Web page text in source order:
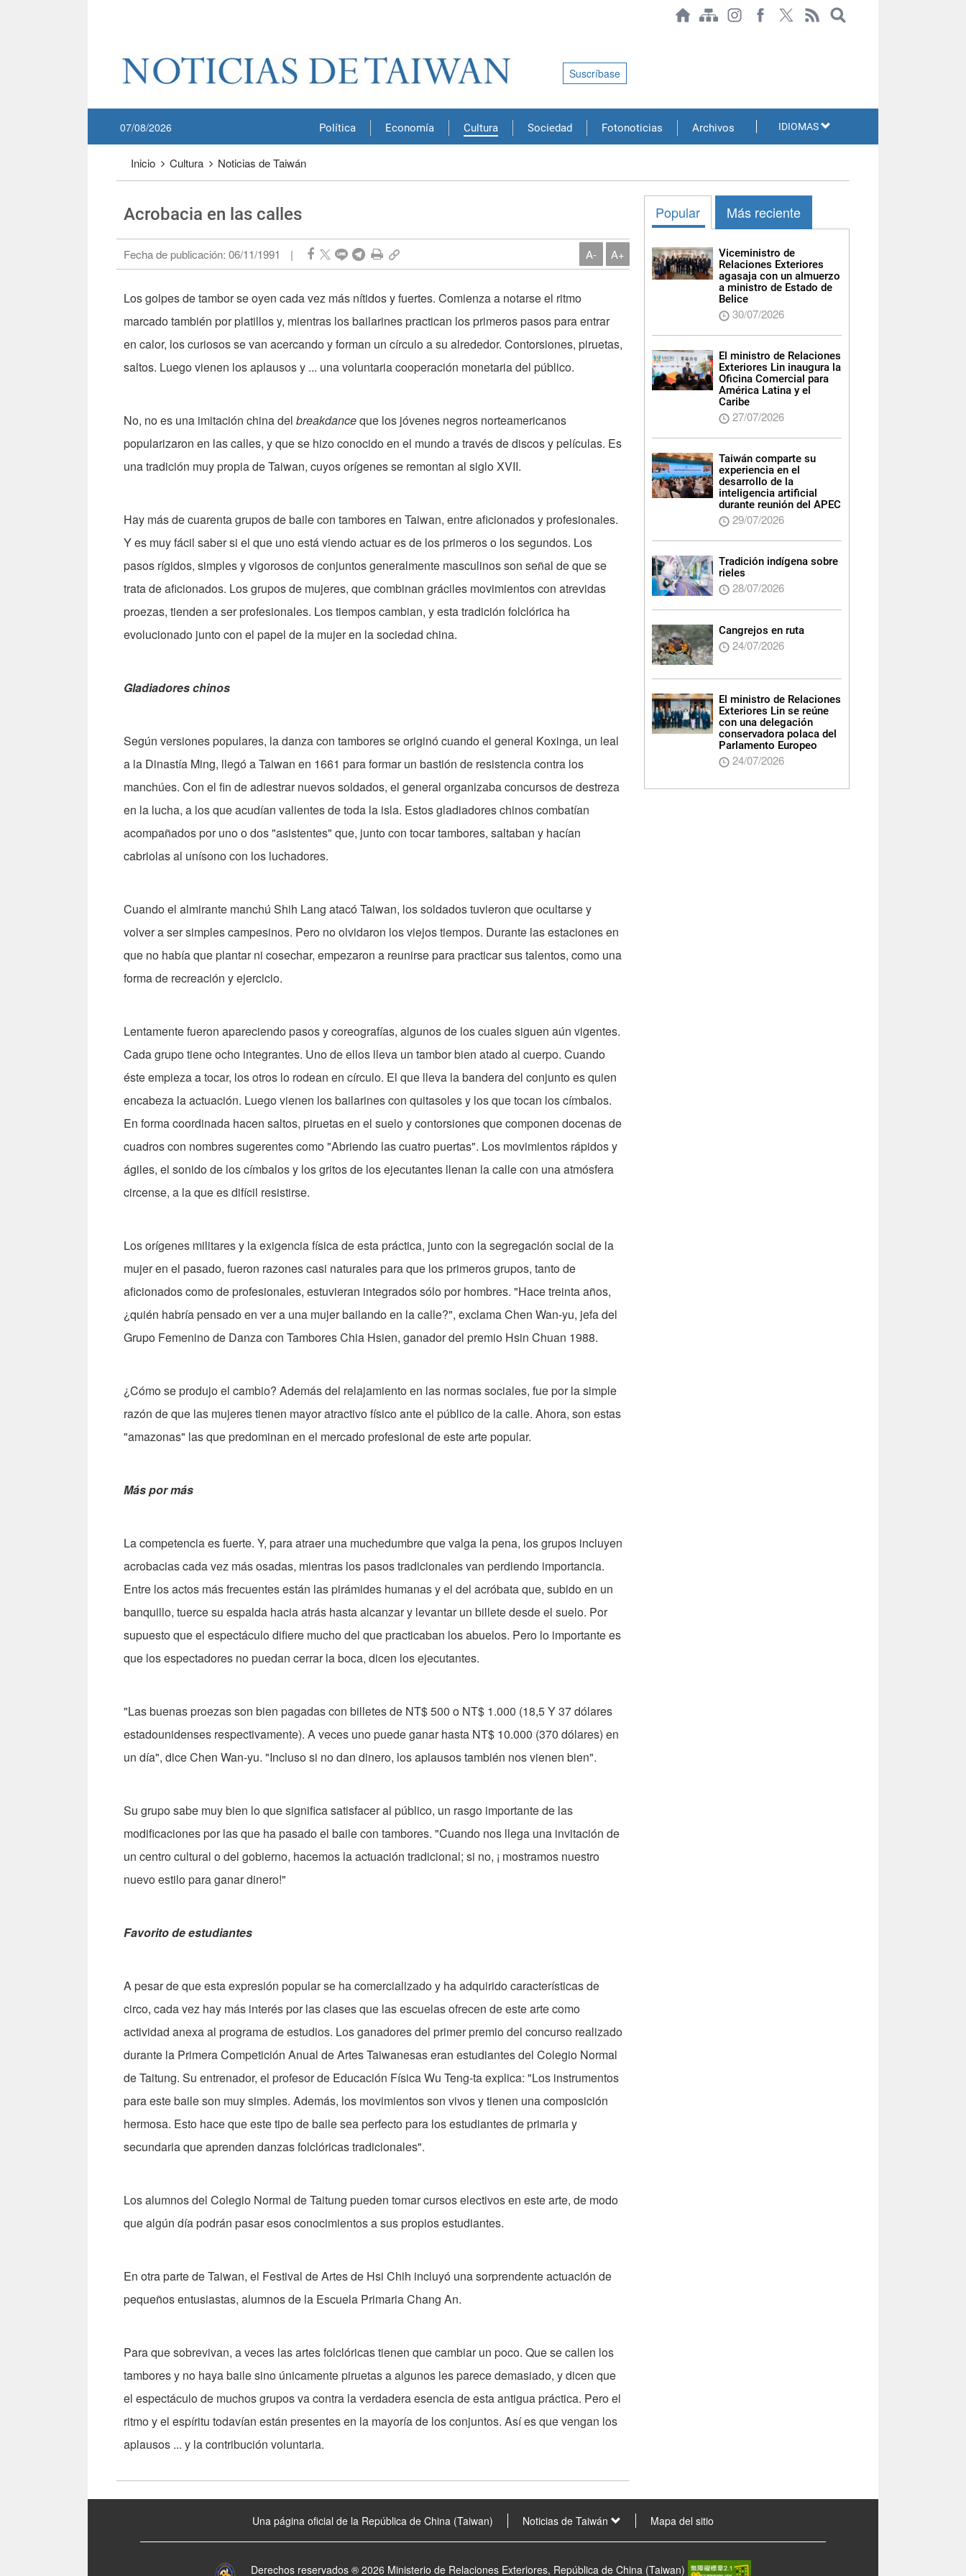
Política Economía Cultura Sociedad Fotonoticias Archivos
07/08/2026
Suscríbase
IDIOMAS
Inicio Cultura Noticias de Taiwán
Acrobacia en las calles
Fecha de publicación: 06/11/1991 | A- A+
Los golpes de tambor se oyen cada vez más nítidos y fuertes. Comienza a notarse el ritmo
marcado también por platillos y, mientras los bailarines practican los primeros pasos para entrar
en calor, los curiosos se van acercando y forman un círculo a su alrededor. Contorsiones, piruetas,
saltos. Luego vienen los aplausos y ... una voluntaria cooperación monetaria del público.
No, no es una imitación china del breakdanceque los jóvenes negros norteamericanos
popularizaron en las calles, y que se hizo conocido en el mundo a través de discos y películas. Es
una tradición muy propia de Taiwan, cuyos orígenes se remontan al siglo XVII.
Hay más de cuarenta grupos de baile con tambores en Taiwan, entre aficionados y profesionales.
Y es muy fácil saber si el que uno está viendo actuar es de los primeros o los segundos. Los
pasos rígidos, simples y vigorosos de conjuntos generalmente masculinos son señal de que se
trata de aficionados. Los grupos de mujeres, que combinan gráciles movimientos con atrevidas
proezas, tienden a ser profesionales. Los tiempos cambian, y esta tradición folclórica ha
evolucionado junto con el papel de la mujer en la sociedad china.
Gladiadores chinos
Según versiones populares, la danza con tambores se originó cuando el general Koxinga, un leal
a la Dinastía Ming, llegó a Taiwan en 1661 para formar un bastión de resistencia contra los
manchúes. Con el fin de adiestrar nuevos soldados, el general organizaba concursos de destreza
en la lucha, a los que acudían valientes de toda la isla. Estos gladiadores chinos combatían
acompañados por uno o dos "asistentes" que, junto con tocar tambores, saltaban y hacían
cabriolas al unísono con los luchadores.
Cuando el almirante manchú Shih Lang atacó Taiwan, los soldados tuvieron que ocultarse y
volver a ser simples campesinos. Pero no olvidaron los viejos tiempos. Durante las estaciones en
que no había que plantar ni cosechar, empezaron a reunirse para practicar sus talentos, como una
forma de recreación y ejercicio.
Lentamente fueron apareciendo pasos y coreografías, algunos de los cuales siguen aún vigentes.
Cada grupo tiene ocho integrantes. Uno de ellos lleva un tambor bien atado al cuerpo. Cuando
éste empieza a tocar, los otros lo rodean en círculo. El que lleva la bandera del conjunto es quien
encabeza la actuación. Luego vienen los bailarines con quitasoles y los que tocan los címbalos.
En forma coordinada hacen saltos, piruetas en el suelo y contorsiones que componen docenas de
cuadros con nombres sugerentes como "Abriendo las cuatro puertas". Los movimientos rápidos y
ágiles, el sonido de los címbalos y los gritos de los ejecutantes llenan la calle con una atmósfera
circense, a la que es difícil resistirse.
Los orígenes militares y la exigencia física de esta práctica, junto con la segregación social de la
mujer en el pasado, fueron razones casi naturales para que los primeros grupos, tanto de
aficionados como de profesionales, estuvieran integrados sólo por hombres. "Hace treinta años,
¿quién habría pensado en ver a una mujer bailando en la calle?", exclama Chen Wan-yu, jefa del
Grupo Femenino de Danza con Tambores Chia Hsien, ganador del premio Hsin Chuan 1988.
¿Cómo se produjo el cambio? Además del relajamiento en las normas sociales, fue por la simple
razón de que las mujeres tienen mayor atractivo físico ante el público de la calle. Ahora, son estas
"amazonas" las que predominan en el mercado profesional de este arte popular.
Más por más
La competencia es fuerte. Y, para atraer una muchedumbre que valga la pena, los grupos incluyen
acrobacias cada vez más osadas, mientras los pasos tradicionales van perdiendo importancia.
Entre los actos más frecuentes están las pirámides humanas y el del acróbata que, subido en un
banquillo, tuerce su espalda hacia atrás hasta alcanzar y levantar un billete desde el suelo. Por
supuesto que el espectáculo difiere mucho del que practicaban los abuelos. Pero lo importante es
que los espectadores no puedan cerrar la boca, dicen los ejecutantes.
"Las buenas proezas son bien pagadas con billetes de NT$ 500 o NT$ 1.000 (18,5 Y 37 dólares
estadounidenses respectivamente). A veces uno puede ganar hasta NT$ 10.000 (370 dólares) en
un día", dice Chen Wan-yu. "Incluso si no dan dinero, los aplausos también nos vienen bien".
Su grupo sabe muy bien lo que significa satisfacer al público, un rasgo importante de las
modificaciones por las que ha pasado el baile con tambores. "Cuando nos llega una invitación de
un centro cultural o del gobierno, hacemos la actuación tradicional; si no, ¡ mostramos nuestro
nuevo estilo para ganar dinero!"
Favorito de estudiantes
A pesar de que esta expresión popular se ha comercializado y ha adquirido características de
circo, cada vez hay más interés por las clases que las escuelas ofrecen de este arte como
actividad anexa al programa de estudios. Los ganadores del primer premio del concurso realizado
durante la Primera Competición Anual de Artes Taiwanesas eran estudiantes del Colegio Normal
de Taitung. Su entrenador, el profesor de Educación Física Wu Teng-ta explica: "Los instrumentos
para este baile son muy simples. Además, los movimientos son vivos y tienen una composición
hermosa. Esto hace que este tipo de baile sea perfecto para los estudiantes de primaria y
secundaria que aprenden danzas folclóricas tradicionales".
Los alumnos del Colegio Normal de Taitung pueden tomar cursos electivos en este arte, de modo
que algún día podrán pasar esos conocimientos a sus propios estudiantes.
En otra parte de Taiwan, el Festival de Artes de Hsi Chih incluyó una sorprendente actuación de
pequeños entusiastas, alumnos de la Escuela Primaria Chang An.
Para que sobrevivan, a veces las artes folclóricas tienen que cambiar un poco. Que se callen los
tambores y no haya baile sino únicamente piruetas a algunos les parece demasiado, y dicen que
el espectáculo de muchos grupos va contra la verdadera esencia de esta antigua práctica. Pero el
ritmo y el espíritu todavían están presentes en la mayoría de los conjuntos. Así es que vengan los
aplausos ... y la contribución voluntaria.
Popular Más reciente
Viceministro de
Relaciones Exteriores
agasaja con un almuerzo
a ministro de Estado de
Belice
30/07/2026
El ministro de Relaciones
Exteriores Lin inaugura la
Oficina Comercial para
América Latina y el
Caribe
27/07/2026
Taiwán comparte su
experiencia en el
desarrollo de la
inteligencia artificial
durante reunión del APEC
29/07/2026
Tradición indígena sobre
rieles
28/07/2026
Cangrejos en ruta
24/07/2026
El ministro de Relaciones
Exteriores Lin se reúne
con una delegación
conservadora polaca del
Parlamento Europeo
24/07/2026
Una página oficial de la República de China (Taiwan) Noticias de Taiwán Mapa del sitio
Derechos reservados ® 2026 Ministerio de Relaciones Exteriores, República de China (Taiwan)